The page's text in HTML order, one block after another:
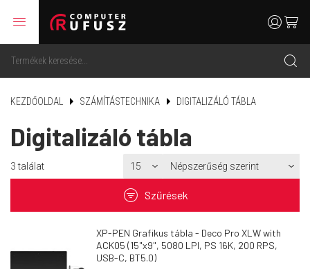
menu
search
usercart
KEZDŐOLDAL SZÁMÍTÁSTECHNIKA DIGITALIZÁLÓ TÁBLA
Digitalizáló tábla
3 találat
filter Szűrések
XP-PEN Grafikus tábla - Deco Pro XLW with
ACK05 (15"x9", 5080 LPI, PS 16K, 200 RPS,
USB-C, BT5.0)